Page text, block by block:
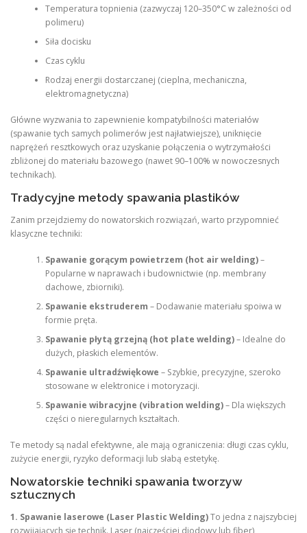
Temperatura topnienia (zazwyczaj 120–350°C w zależności od
polimeru)
Siła docisku
Czas cyklu
Rodzaj energii dostarczanej (cieplna, mechaniczna,
elektromagnetyczna)
Główne wyzwania to zapewnienie kompatybilności materiałów
(spawanie tych samych polimerów jest najłatwiejsze), uniknięcie
naprężeń resztkowych oraz uzyskanie połączenia o wytrzymałości
zbliżonej do materiału bazowego (nawet 90–100% w nowoczesnych
technikach).
Tradycyjne metody spawania plastików
Zanim przejdziemy do nowatorskich rozwiązań, warto przypomnieć
klasyczne techniki:
Spawanie gorącym powietrzem (hot air welding)–
Popularne w naprawach i budownictwie (np. membrany
dachowe, zbiorniki).
Spawanie ekstruderem – Dodawanie materiału spoiwa w
formie pręta.
Spawanie płytą grzejną (hot plate welding)– Idealne do
dużych, płaskich elementów.
Spawanie ultradźwiękowe – Szybkie, precyzyjne, szeroko
stosowane w elektronice i motoryzacji.
Spawanie wibracyjne (vibration welding)– Dla większych
części o nieregularnych kształtach.
Te metody są nadal efektywne, ale mają ograniczenia: długi czas cyklu,
zużycie energii, ryzyko deformacji lub słabą estetykę.
Nowatorskie techniki spawania tworzyw
sztucznych
1. Spawanie laserowe (Laser Plastic Welding)To jedna z najszybciej
rozwijających się technik. Laser (najczęściej diodowy lub fiber)